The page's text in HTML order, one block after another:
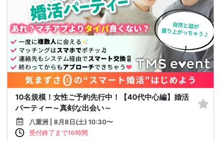
10名規模！女性ご予約先行中！【40代中心編】婚活
パーティー～真剣な出会い～
八重洲 | 8月8日(土) 10:30〜
受付終了まで16時間